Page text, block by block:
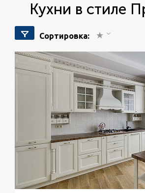
Кухни в стиле
Сортировка: